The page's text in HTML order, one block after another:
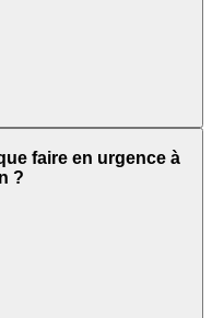
faire en urgence à
?